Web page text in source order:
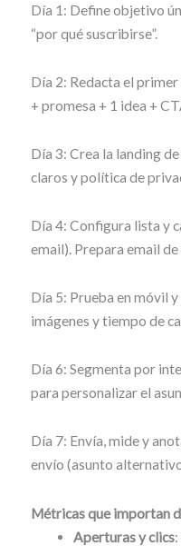
Día 1: Define objetivo
“por qué suscribirse”.
Día 2: Redacta el
+ promesa + 1 idea +
Día 3: Crea la landing
claros y política de
Día 4: Configura lista y
email). Prepara email
Día 5: Prueba en móvil
imágenes y tiempo de
Día 6: Segmenta por
para personalizar el
Día 7: Envía, mide y
envío (asunto
Métricas que importan
Aperturas y clics: